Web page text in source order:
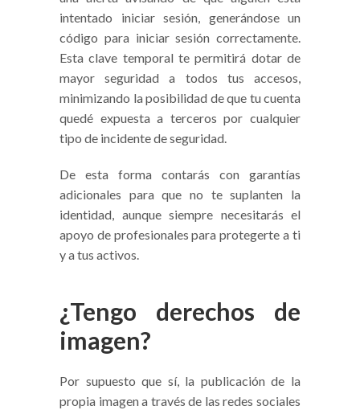
intentado iniciar sesión, generándose un
código para iniciar sesión correctamente.
Esta clave temporal te permitirá dotar de
mayor seguridad a todos tus accesos,
minimizando la posibilidad de que tu cuenta
quedé expuesta a terceros por cualquier
tipo de incidente de seguridad.
De esta forma contarás con garantías
adicionales para que no te suplanten la
identidad, aunque siempre necesitarás el
apoyo de profesionales para protegerte a ti
y a tus activos.
¿Tengo derechos de
imagen?
Por supuesto que sí, la publicación de la
propia imagen a través de las redes sociales